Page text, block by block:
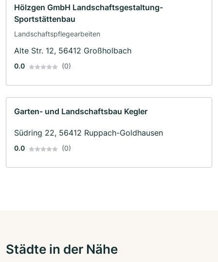
Hölzgen GmbH Landschaftsgestaltung-
Sportstättenbau
Landschaftspflegearbeiten
Alte Str. 12, 56412 Großholbach
0.0 (0)
Garten- und Landschaftsbau Kegler
Südring 22, 56412 Ruppach-Goldhausen
0.0 (0)
Städte in der Nähe